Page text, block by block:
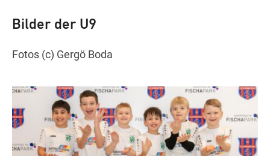
Bilder der U9
Fotos (c) Gergö Boda